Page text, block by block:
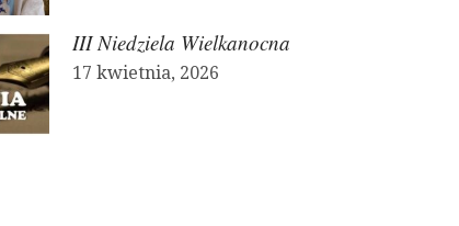
III Niedziela Wielkanocna
17 kwietnia, 2026